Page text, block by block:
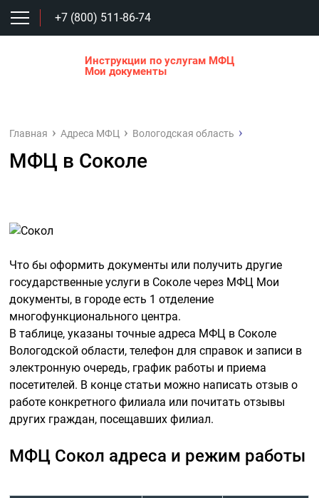
+7 (800) 511-86-74
Инструкции по услугам МФЦ
Мои документы
Главная Адреса МФЦ Вологодская область
МФЦ в Соколе
Что бы оформить документы или получить другие
государственные услуги в Соколе через МФЦ Мои
документы, в городе есть 1 отделение
многофункционального центра.
В таблице, указаны точные адреса МФЦ в Соколе
Вологодской области, телефон для справок и записи в
электронную очередь, график работы и приема
посетителей. В конце статьи можно написать отзыв о
работе конкретного филиала или почитать отзывы
других граждан, посещавших филиал.
МФЦ Сокол адреса и режим работы